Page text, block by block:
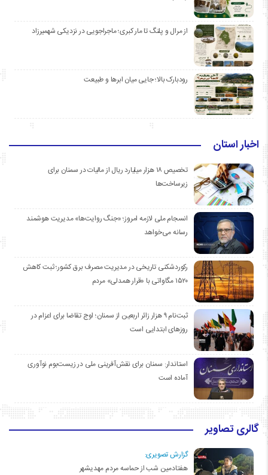
از مرال و پلنگ تا مار کبری؛ ماجراجویی در نزدیکی شهمیرزاد
رودبارک بالا؛ جایی میان ابرها و طبیعت
اخبار استان
تخصیص ۱۸ هزار میلیارد ریال از مالیات در سمنان برای
زیرساخت‌ها
انسجام ملی لازمه امروز؛ «جنگ روایت‌ها» مدیریت هوشمند
رسانه می‌خواهد
رکوردشکنی تاریخی در مدیریت مصرف برق کشور؛ ثبت کاهش
۱۵۲۰ مگاواتی با «قرار همدلی» مردم
ثبت‌نام ۹ هزار زائر اربعین از سمنان؛ اوج تقاضا برای اعزام در
روزهای ابتدایی است
استاندار: سمنان برای نقش‌آفرینی ملی در زیست‌بوم نوآوری
آماده است
گالری تصاویر
گزارش تصویری:
هفتادمین شب از حماسه مردم مهدیشهر